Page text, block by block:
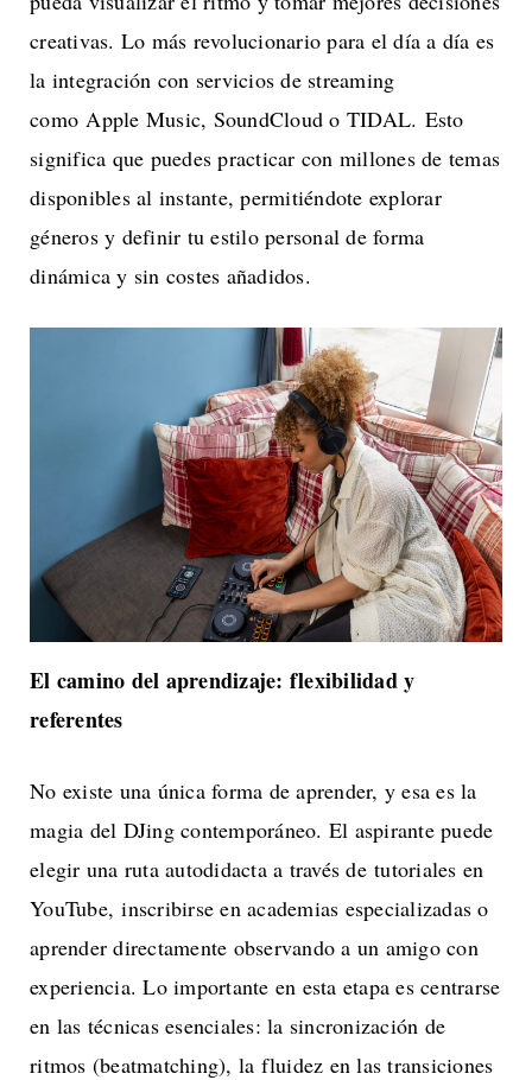
creativas. Lo más revolucionario para el día a día es
la integración con servicios de streaming
como Apple Music, SoundCloud o TIDAL. Esto
significa que puedes practicar con millones de temas
disponibles al instante, permitiéndote explorar
géneros y definir tu estilo personal de forma
dinámica y sin costes añadidos.
El camino del aprendizaje: flexibilidad y
referentes
No existe una única forma de aprender, y esa es la
magia del DJing contemporáneo. El aspirante puede
elegir una ruta autodidacta a través de tutoriales en
YouTube, inscribirse en academias especializadas o
aprender directamente observando a un amigo con
experiencia. Lo importante en esta etapa es centrarse
en las técnicas esenciales: la sincronización de
ritmos (beatmatching), la fluidez en las transiciones